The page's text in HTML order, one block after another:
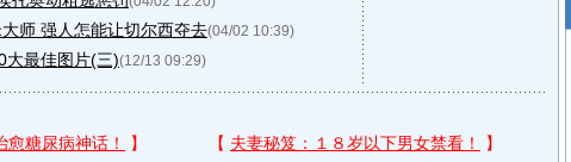
师 强人怎能让切尔西夺去(04/02 10:39)
大最佳图片(三)(12/13 09:29)